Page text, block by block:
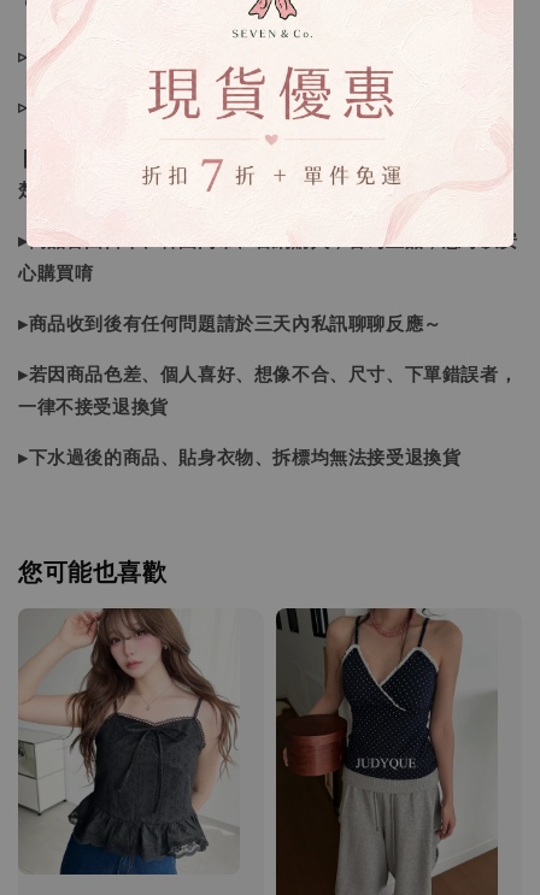
🔍IG搜尋：Sevenjewelry.co
▹現貨商品１～３日內寄出
▹預購商品７～２１日（不含假日）寄出，如遇缺貨請見諒！
❙ 本賣場不接受下標後要求取消訂單（下標前請三思與看清
楚）❙
▸商品皆由日本、韓國門市、官網購入，皆為正品，您可以安
心購買唷
▸商品收到後有任何問題請於三天內私訊聊聊反應～
▸若因商品色差、個人喜好、想像不合、尺寸、下單錯誤者，
一律不接受退換貨
▸下水過後的商品、貼身衣物、拆標均無法接受退換貨
您可能也喜歡